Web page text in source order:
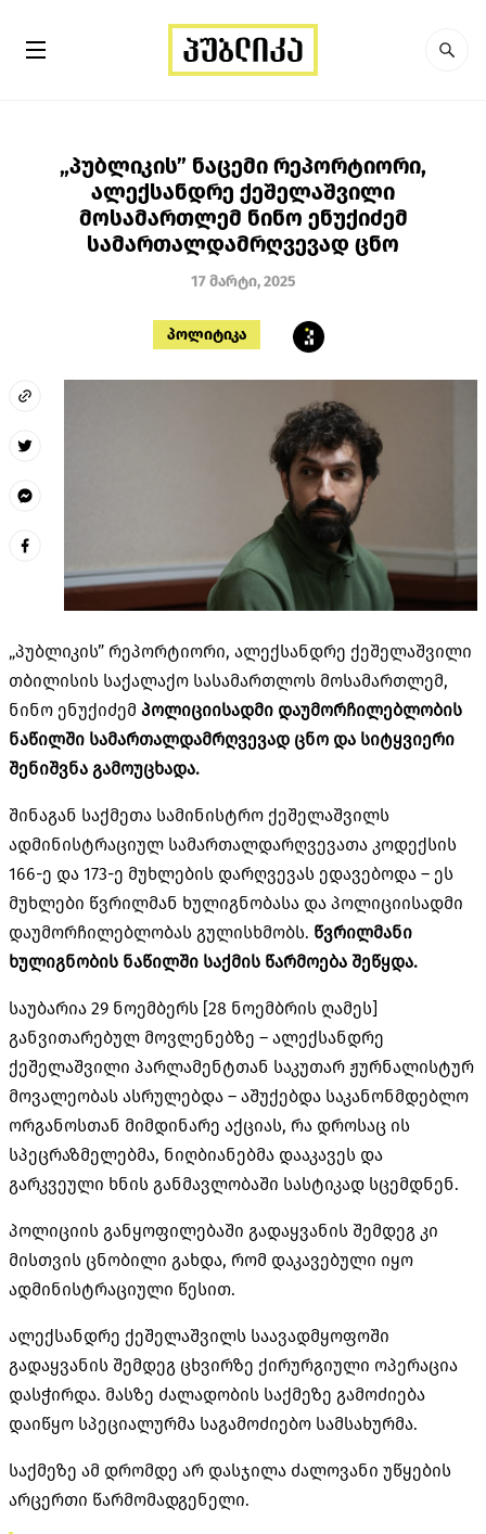
„პუბლიკის” ნაცემი რეპორტიორი,
ალექსანდრე ქეშელაშვილი
მოსამართლემ ნინო ენუქიძემ
სამართალდამრღვევად ცნო
17 მარტი, 2025
პოლიტიკა
„პუბლიკის” რეპორტიორი, ალექსანდრე ქეშელაშვილი
თბილისის საქალაქო სასამართლოს მოსამართლემ,
ნინო ენუქიძემ პოლიციისადმი დაუმორჩილებლობის
ნაწილში სამართალდამრღვევად ცნო და სიტყვიერი
შენიშვნა გამოუცხადა.
შინაგან საქმეთა სამინისტრო ქეშელაშვილს
ადმინისტრაციულ სამართალდარღვევათა კოდექსის
166-ე და 173-ე მუხლების დარღვევას ედავებოდა – ეს
მუხლები წვრილმან ხულიგნობასა და პოლიციისადმი
დაუმორჩილებლობას გულისხმობს. წვრილმანი
ხულიგნობის ნაწილში საქმის წარმოება შეწყდა.
საუბარია 29 ნოემბერს [28 ნოემბრის ღამეს]
განვითარებულ მოვლენებზე – ალექსანდრე
ქეშელაშვილი პარლამენტთან საკუთარ ჟურნალისტურ
მოვალეობას ასრულებდა – აშუქებდა საკანონმდებლო
ორგანოსთან მიმდინარე აქციას, რა დროსაც ის
სპეცრაზმელებმა, ნიღბიანებმა დააკავეს და
გარკვეული ხნის განმავლობაში სასტიკად სცემდნენ.
პოლიციის განყოფილებაში გადაყვანის შემდეგ კი
მისთვის ცნობილი გახდა, რომ დაკავებული იყო
ადმინისტრაციული წესით.
ალექსანდრე ქეშელაშვილს საავადმყოფოში
გადაყვანის შემდეგ ცხვირზე ქირურგიული ოპერაცია
დასჭირდა. მასზე ძალადობის საქმეზე გამოძიება
დაიწყო სპეციალურმა საგამოძიებო სამსახურმა.
საქმეზე ამ დრომდე არ დასჯილა ძალოვანი უწყების
არცერთი წარმომადგენელი.